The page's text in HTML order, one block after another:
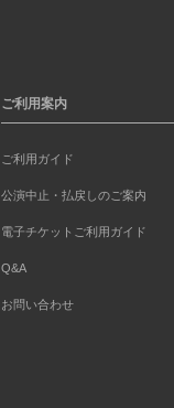
ご利用案内
ご利用ガイド
公演中止・払戻しのご案内
電子チケットご利用ガイド
Q&A
お問い合わせ